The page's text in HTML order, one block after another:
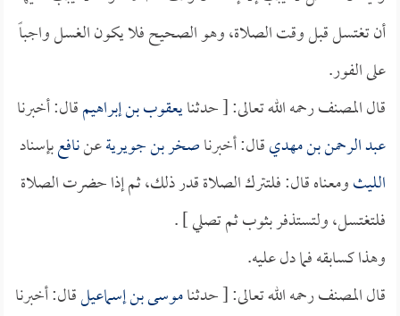
أن تغتسل قبل وقت الصلاة، وهو الصحيح فلا يكون الغسل واجباً
على الفور.
قال المصنف رحمه الله تعالى: [ حدثنايعقوب بن إبراهيمقال: أخبرنا
عبد الرحمن بن مهديقال: أخبرناصخر بن جويريةعننافعبإسناد
الليثومعناه قال: فلتترك الصلاة قدر ذلك، ثم إذا حضرت الصلاة
فلتغتسل، ولتستذفر بثوب ثم تصلي ] .
وهذا كسابقه فما دل عليه.
قال المصنف رحمه الله تعالى: [ حدثناموسى بن إسماعيلقال: أخبرنا